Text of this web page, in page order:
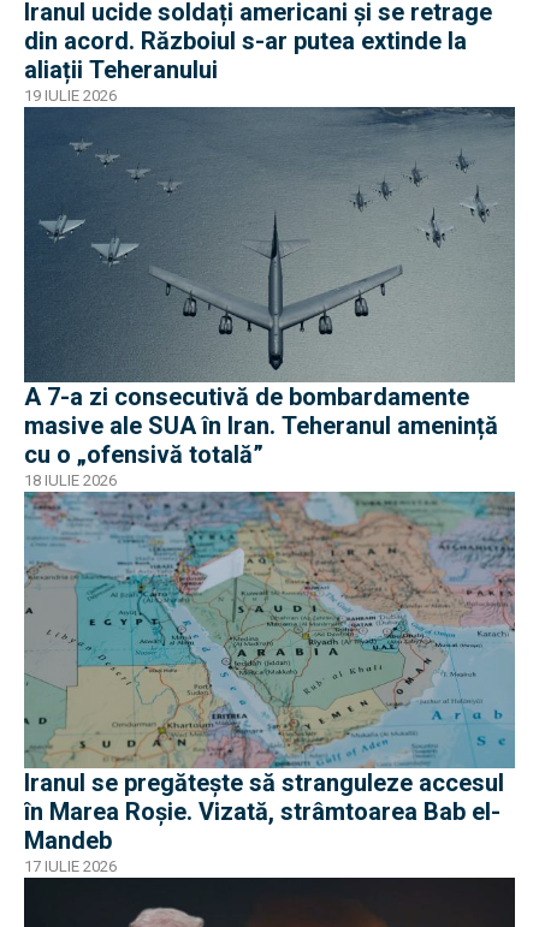
Iranul ucide soldați americani și se retrage
din acord. Războiul s-ar putea extinde la
aliații Teheranului
19 IULIE 2026
A 7-a zi consecutivă de bombardamente
masive ale SUA în Iran. Teheranul amenință
cu o „ofensivă totală”
18 IULIE 2026
Iranul se pregătește să stranguleze accesul
în Marea Roșie. Vizată, strâmtoarea Bab el-
Mandeb
17 IULIE 2026